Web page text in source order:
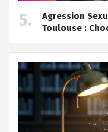
Agression
Toulouse :